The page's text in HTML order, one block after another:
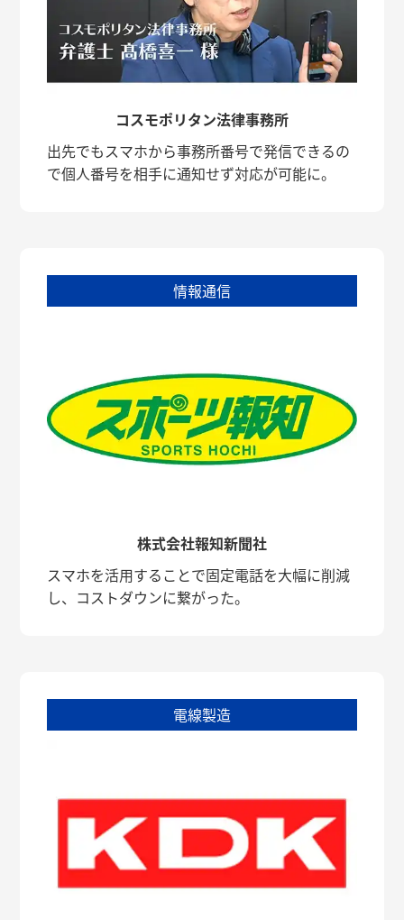
コスモポリタン法律事務所
出先でもスマホから事務所番号で発信できるの
で個人番号を相手に通知せず対応が可能に。
情報通信
株式会社報知新聞社
スマホを活用することで固定電話を大幅に削減
し、コストダウンに繋がった。
電線製造